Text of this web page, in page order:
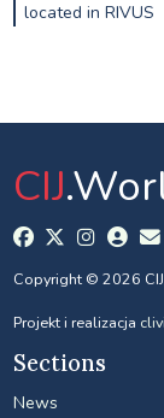
located in RIVUS
CIJ
Copyright © 2026
Projekt i realizacja
Sections
News